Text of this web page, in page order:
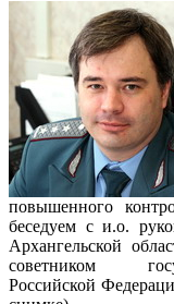
повышенного
беседуем с и.о.
Архангельской
советником
Российской